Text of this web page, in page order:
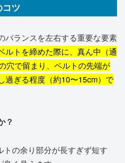
ツ
バランスを左右する重要な要素
ルトを締めた際に、真ん中（通
穴で留まり、ベルトの先端が
過ぎる程度（約10〜15cm）で
？
トの余り部分が長すぎず短す